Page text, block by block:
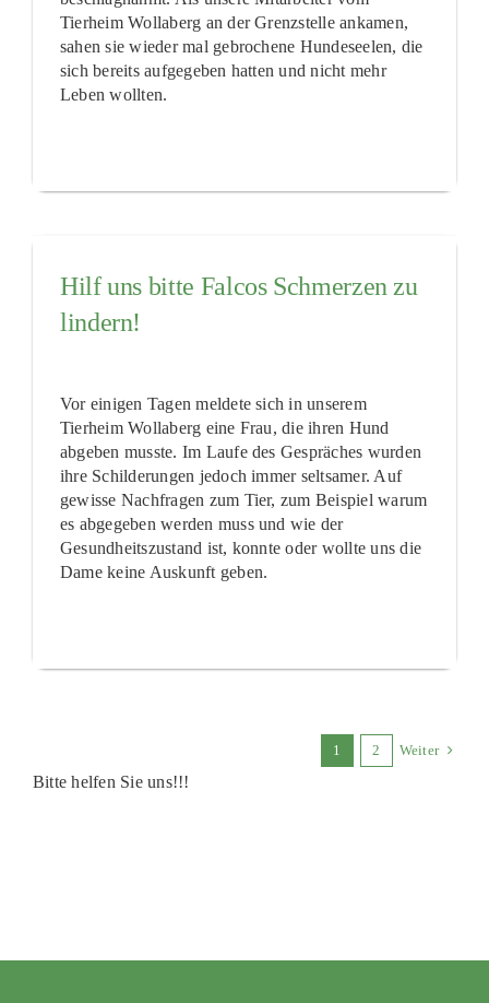
Tierheim Wollaberg an der Grenzstelle ankamen,
sahen sie wieder mal gebrochene Hundeseelen, die
sich bereits aufgegeben hatten und nicht mehr
Leben wollten.
Hilf uns bitte Falcos Schmerzen zu
lindern!
Vor einigen Tagen meldete sich in unserem
Tierheim Wollaberg eine Frau, die ihren Hund
abgeben musste. Im Laufe des Gespräches wurden
ihre Schilderungen jedoch immer seltsamer. Auf
gewisse Nachfragen zum Tier, zum Beispiel warum
es abgegeben werden muss und wie der
Gesundheitszustand ist, konnte oder wollte uns die
Dame keine Auskunft geben.
1 2 Weiter
Bitte helfen Sie uns!!!